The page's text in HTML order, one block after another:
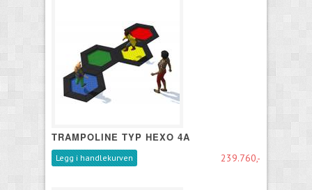
TRAMPOLINE TYP HEXO 4A
239.760,-
Legg i handlekurven